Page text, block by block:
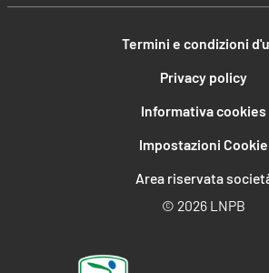
Termini e condizioni
Privacy policy
Informativa cookies
Impostazioni Cookie
Area riservata
© 2026 LNPB